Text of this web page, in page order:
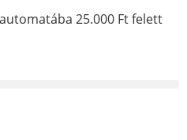
25.000 Ft felett